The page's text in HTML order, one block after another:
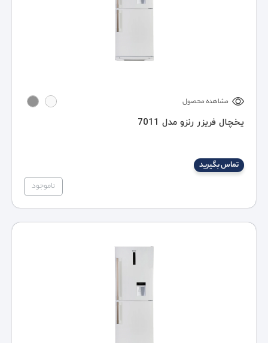
مشاهده محصول
یخچال فریزر رنزو مدل 7011
تماس بگیرید
ناموجود